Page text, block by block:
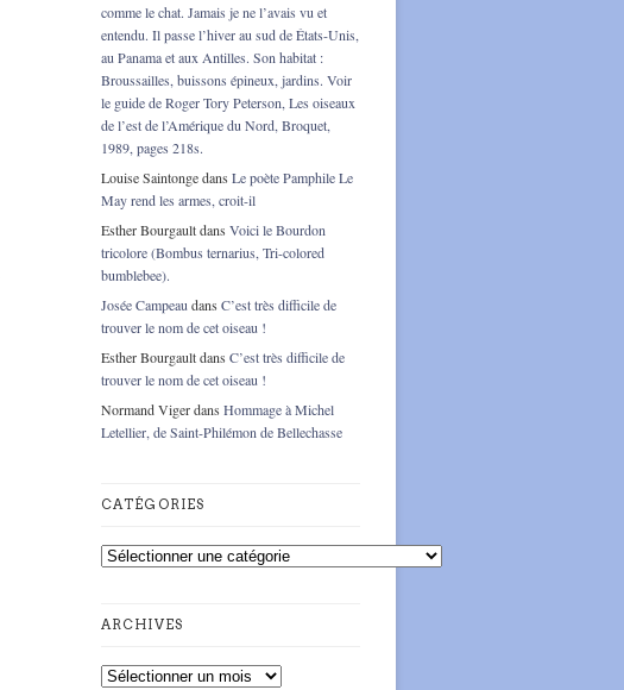
comme le chat. Jamais je ne l’avais vu et
entendu. Il passe l’hiver au sud de États-Unis,
au Panama et aux Antilles. Son habitat :
Broussailles, buissons épineux, jardins. Voir
le guide de Roger Tory Peterson, Les oiseaux
de l’est de l’Amérique du Nord, Broquet,
1989, pages 218s.
Louise Saintongedans Le poète Pamphile Le
May rend les armes, croit-il
Esther Bourgaultdans Voici le Bourdon
tricolore (Bombus ternarius, Tri-colored
bumblebee).
Josée Campeau dans C’est très difficile de
trouver le nom de cet oiseau !
Esther Bourgaultdans C’est très difficile de
trouver le nom de cet oiseau !
Normand Vigerdans Hommage à Michel
Letellier, de Saint-Philémon de Bellechasse
CATÉGORIES
ARCHIVES